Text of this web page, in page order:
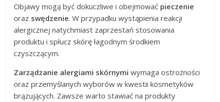
Objawy mogą być dokuczliwe i obejmować pieczenie
oraz swędzenie. W przypadku wystąpienia reakcji
alergicznej natychmiast zaprzestań stosowania
produktu i spłucz skórę łagodnym środkiem
czyszczącym.
Zarządzanie alergiami skórnymi wymaga ostrożności
oraz przemyślanych wyborów w kwestii kosmetyków
brązujących. Zawsze warto stawiać na produkty